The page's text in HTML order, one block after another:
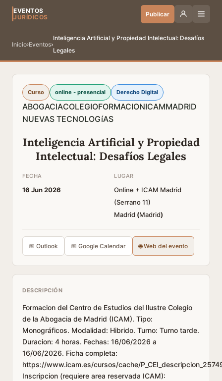
EVENTOS
JURÍDICOS
Publicar
Inicio›Eventos›
Inteligencia Artificial y Propiedad Intelectual: Desafíos
Legales
Curso online - presencial Derecho Digital
ABOGACIACOLEGIOFORMACIONICAMMADRID
NUEVAS TECNOLOGíAS
Inteligencia Artificial y Propiedad
Intelectual: Desafíos Legales
FECHA
16 Jun 2026
LUGAR
Online + ICAM Madrid
(Serrano 11)
Madrid (Madrid)
📅 Outlook 📅 Google Calendar 🌐 Web del evento
DESCRIPCIÓN
Formacion del Centro de Estudios del Ilustre Colegio
de la Abogacia de Madrid (ICAM). Tipo:
Monográficos. Modalidad: Hibrido. Turno: Turno tarde.
Duracion: 4 horas. Fechas: 16/06/2026 a
16/06/2026. Ficha completa:
https://www.icam.es/cursos/cache/
Inscripcion (requiere area reservada ICAM):